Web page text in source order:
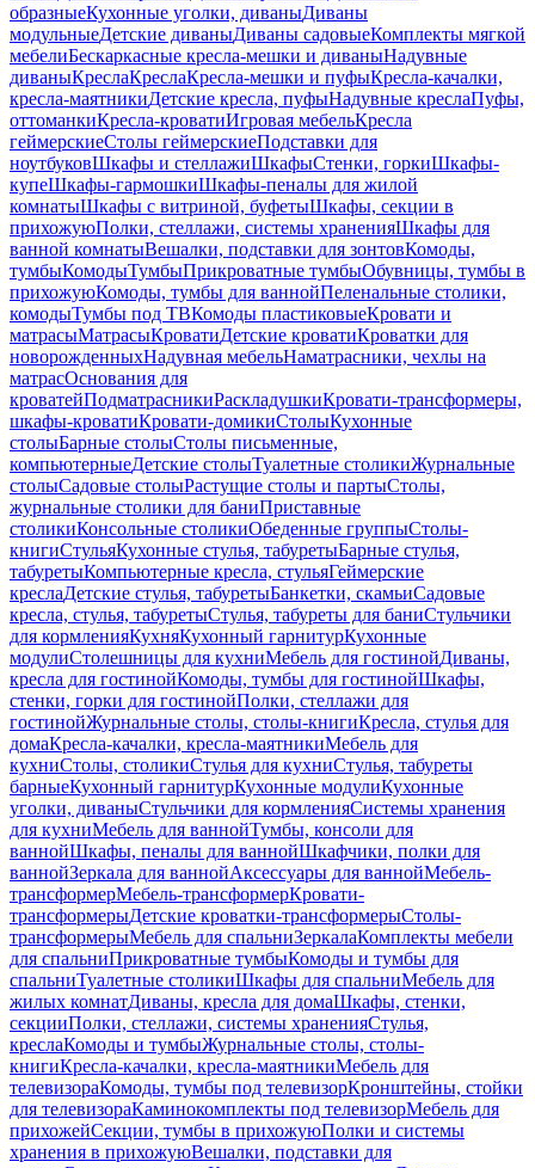
образныеКухонные уголки, диваныДиваны
модульныеДетские диваныДиваны садовыеКомплекты мягкой
мебелиБескаркасные кресла-мешки и диваныНадувные
диваныКреслаКреслаКресла-мешки и пуфыКресла-качалки,
кресла-маятникиДетские кресла, пуфыНадувные креслаПуфы,
оттоманкиКресла-кроватиИгровая мебельКресла
геймерскиеСтолы геймерскиеПодставки для
ноутбуковШкафы и стеллажиШкафыСтенки, горкиШкафы-
купеШкафы-гармошкиШкафы-пеналы для жилой
комнатыШкафы с витриной, буфетыШкафы, секции в
прихожуюПолки, стеллажи, системы храненияШкафы для
ванной комнатыВешалки, подставки для зонтовКомоды,
тумбыКомодыТумбыПрикроватные тумбыОбувницы, тумбы в
прихожуюКомоды, тумбы для ваннойПеленальные столики,
комодыТумбы под ТВКомоды пластиковыеКровати и
матрасыМатрасыКроватиДетские кроватиКроватки для
новорожденныхНадувная мебельНаматрасники, чехлы на
матрасОснования для
кроватейПодматрасникиРаскладушкиКровати-трансформеры,
шкафы-кроватиКровати-домикиСтолыКухонные
столыБарные столыСтолы письменные,
компьютерныеДетские столыТуалетные столикиЖурнальные
столыСадовые столыРастущие столы и партыСтолы,
журнальные столики для баниПриставные
столикиКонсольные столикиОбеденные группыСтолы-
книгиСтульяКухонные стулья, табуретыБарные стулья,
табуретыКомпьютерные кресла, стульяГеймерские
креслаДетские стулья, табуретыБанкетки, скамьиСадовые
кресла, стулья, табуретыСтулья, табуреты для баниСтульчики
для кормленияКухняКухонный гарнитурКухонные
модулиСтолешницы для кухниМебель для гостинойДиваны,
кресла для гостинойКомоды, тумбы для гостинойШкафы,
стенки, горки для гостинойПолки, стеллажи для
гостинойЖурнальные столы, столы-книгиКресла, стулья для
домаКресла-качалки, кресла-маятникиМебель для
кухниСтолы, столикиСтулья для кухниСтулья, табуреты
барныеКухонный гарнитурКухонные модулиКухонные
уголки, диваныСтульчики для кормленияСистемы хранения
для кухниМебель для ваннойТумбы, консоли для
ваннойШкафы, пеналы для ваннойШкафчики, полки для
ваннойЗеркала для ваннойАксессуары для ваннойМебель-
трансформерМебель-трансформерКровати-
трансформерыДетские кроватки-трансформерыСтолы-
трансформерыМебель для спальниЗеркалаКомплекты мебели
для спальниПрикроватные тумбыКомоды и тумбы для
спальниТуалетные столикиШкафы для спальниМебель для
жилых комнатДиваны, кресла для домаШкафы, стенки,
секцииПолки, стеллажи, системы храненияСтулья,
креслаКомоды и тумбыЖурнальные столы, столы-
книгиКресла-качалки, кресла-маятникиМебель для
телевизораКомоды, тумбы под телевизорКронштейны, стойки
для телевизораКаминокомплекты под телевизорМебель для
прихожейСекции, тумбы в прихожуюПолки и системы
хранения в прихожуюВешалки, подставки для